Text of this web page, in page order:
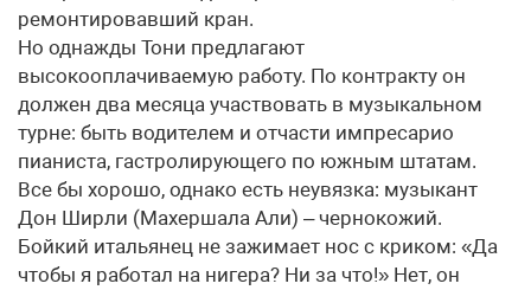
ремонтировавший кран.
Но однажды Тони предлагают
высокооплачиваемую работу. По контракту он
должен два месяца участвовать в музыкальном
турне: быть водителем и отчасти импресарио
пианиста, гастролирующего по южным штатам.
Все бы хорошо, однако есть неувязка: музыкант
Дон Ширли (Махершала Али) – чернокожий.
Бойкий итальянец не зажимает нос с криком: «Да
чтобы я работал на нигера? Ни за что!» Нет, он